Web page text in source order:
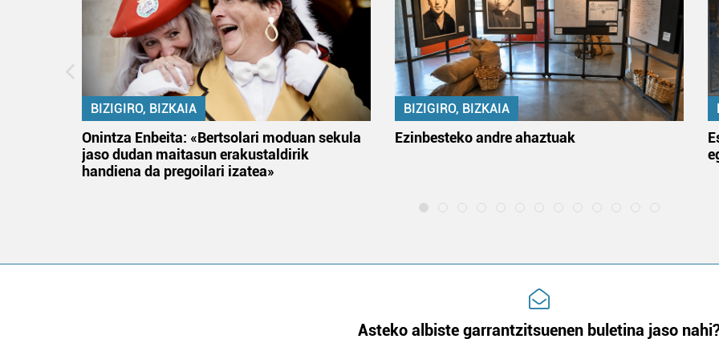
BIZIGIRO, BIZKAIA
Onintza Enbeita: «Bertsolari moduan sekula
jaso dudan maitasun erakustaldirik
handiena da pregoilari izatea»
BIZIGIRO, BIZKAIA
Ezinbesteko andre ahaztuak
Asteko albiste garrantzitsuenen buletina jaso